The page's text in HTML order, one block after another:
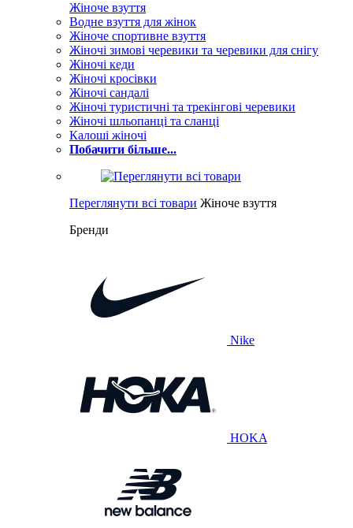
Жіноче взуття
Водне взуття для жінок
Жіноче спортивне взуття
Жіночі зимові черевики та черевики для снігу
Жіночі кеди
Жіночі кросівки
Жіночі сандалі
Жіночі туристичні та трекінгові черевики
Жіночі шльопанці та сланці
Калоші жіночі
Побачити більше...
Переглянути всі товари Жіноче взуття
Бренди
Nike
HOKA